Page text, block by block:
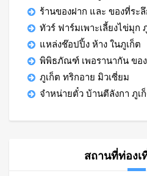
ร้านของฝาก และ ของที่ระ
ทัวร์ ฟาร์มเพาะเลี้ยงไข่มุก
แหล่งช๊อปปิ้ง ห้าง ในภูเก็ต
พิพิธภัณฑ์ เพอรานากัน ของ
ภูเก็ต ทริกอาย มิวเซี่ยม
จำหน่ายตั๋ว บ้านตีลังกา ภูเ
สถานที่ท่องเ